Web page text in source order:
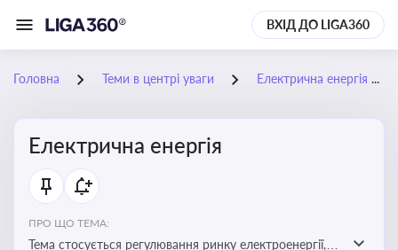
ВХІД ДО LIGA360
Головна Теми в центрі уваги Електрична енергія
Електрична енергія
ПРО ЩО ТЕМА:
Тема стосується регулювання ринку електроенергії,